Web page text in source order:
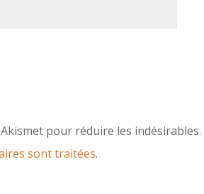
pour réduire les indésirables.
sont traitées.